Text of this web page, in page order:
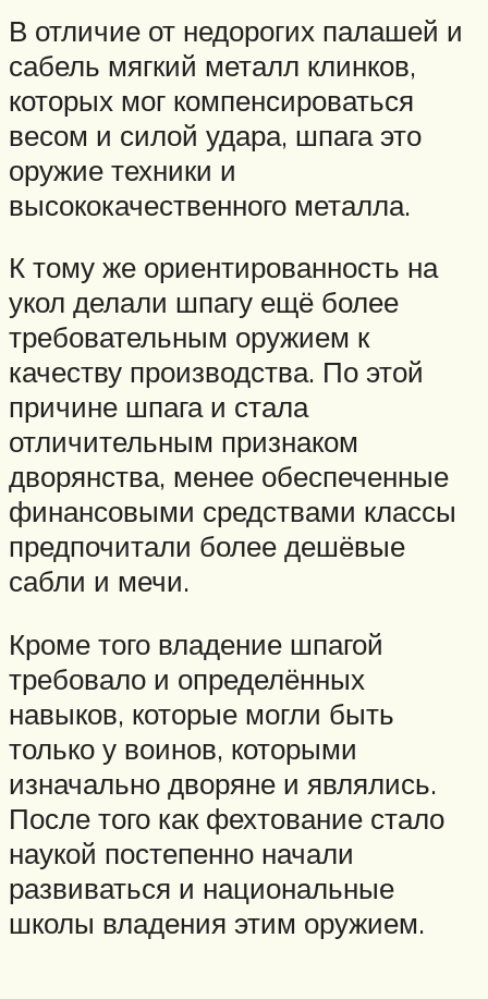
В отличие от недорогих палашей и
сабель мягкий металл клинков,
которых мог компенсироваться
весом и силой удара, шпага это
оружие техники и
высококачественного металла.
К тому же ориентированность на
укол делали шпагу ещё более
требовательным оружием к
качеству производства. По этой
причине шпага и стала
отличительным признаком
дворянства, менее обеспеченные
финансовыми средствами классы
предпочитали более дешёвые
сабли и мечи.
Кроме того владение шпагой
требовало и определённых
навыков, которые могли быть
только у воинов, которыми
изначально дворяне и являлись.
После того как фехтование стало
наукой постепенно начали
развиваться и национальные
школы владения этим оружием.